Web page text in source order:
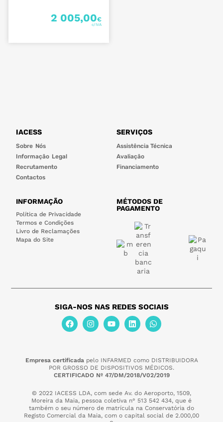
2 005,00€
IACESS
Sobre Nós
Informação Legal
Recrutamento
Contactos
SERVIÇOS
Assistência Técnica
Avaliação
Financiamento
INFORMAÇÃO
Política de Privacidade
Termos e Condições
Livro de Reclamações
Mapa do Site
MÉTODOS DE
PAGAMENTO
SIGA-NOS NAS REDES SOCIAIS
Empresa certificadapelo INFARMED como DISTRIBUIDORA
POR GROSSO DE DISPOSITIVOS MÉDICOS.
CERTIFICADO Nº 47/DM/2018/V02/2019
© 2022 IACESS LDA, com sede Av. do Aeroporto, 1509,
Moreira da Maia, pessoa coletiva n° 513 542 434, que é
também o seu número de matrícula na Conservatória do
Registo Comercial da Maia, com o capital social de 2.000,00